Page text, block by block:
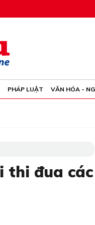
PHÁP LUẬT VĂN HÓA -
thi đua các